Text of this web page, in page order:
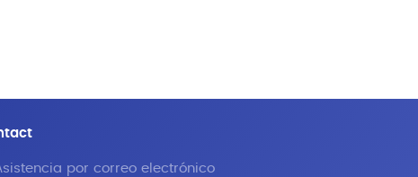
por correo electrónico